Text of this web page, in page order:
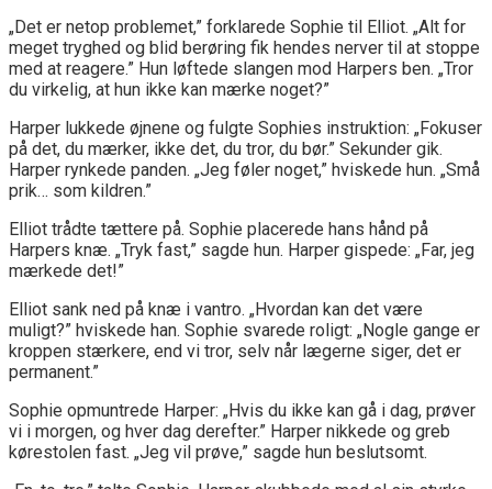
„Det er netop problemet,” forklarede Sophie til Elliot. „Alt for
meget tryghed og blid berøring fik hendes nerver til at stoppe
med at reagere.” Hun løftede slangen mod Harpers ben. „Tror
du virkelig, at hun ikke kan mærke noget?”
Harper lukkede øjnene og fulgte Sophies instruktion: „Fokuser
på det, du mærker, ikke det, du tror, du bør.” Sekunder gik.
Harper rynkede panden. „Jeg føler noget,” hviskede hun. „Små
prik… som kildren.”
Elliot trådte tættere på. Sophie placerede hans hånd på
Harpers knæ. „Tryk fast,” sagde hun. Harper gispede: „Far, jeg
mærkede det!”
Elliot sank ned på knæ i vantro. „Hvordan kan det være
muligt?” hviskede han. Sophie svarede roligt: „Nogle gange er
kroppen stærkere, end vi tror, selv når lægerne siger, det er
permanent.”
Sophie opmuntrede Harper: „Hvis du ikke kan gå i dag, prøver
vi i morgen, og hver dag derefter.” Harper nikkede og greb
kørestolen fast. „Jeg vil prøve,” sagde hun beslutsomt.